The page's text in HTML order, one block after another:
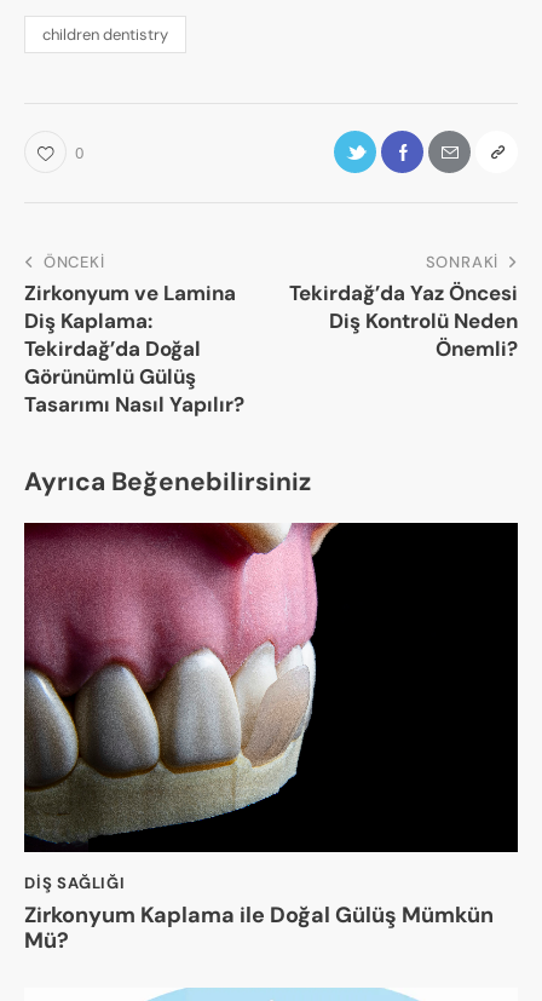
children dentistry
0
ÖNCEKI
Zirkonyum ve Lamina
Diş Kaplama:
Tekirdağ’da Doğal
Görünümlü Gülüş
Tasarımı Nasıl Yapılır?
SONRAKI
Tekirdağ’da Yaz Öncesi
Diş Kontrolü Neden
Önemli?
Ayrıca Beğenebilirsiniz
DIŞ SAĞLIĞI
Zirkonyum Kaplama ile Doğal Gülüş Mümkün
Mü?